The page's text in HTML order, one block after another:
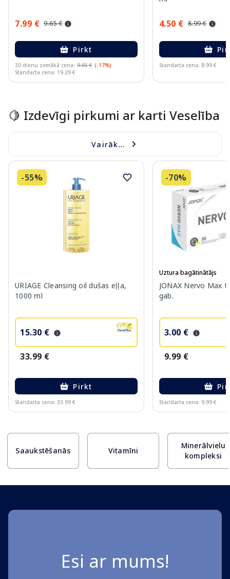
7.99 € 9.65 €
Pirkt
30 dienu zemākā cena: 9.65 € (-17%)
Standarta cena: 19.29 €
4.50 € 8.99 €
Standarta cena: 8.99 €
🍋 Izdevīgi pirkumi ar karti Veselība
Vairāk...
-55%
URIAGE Cleansing oil dušas eļļa,
1000 ml
15.30 €
33.99 €
Pirkt
Standarta cena: 33.99 €
-70%
Uztura bagātinātājs
JONAX Nervo Max
gab.
3.00 €
9.99 €
Standarta cena: 9.99 €
Saaukstēšanās Vitamīni
Minerālvielu
kompleksi
Esi ar mums!